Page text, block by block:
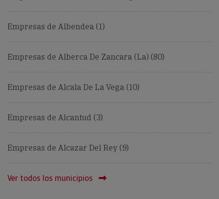
Empresas de Albendea (1)
Empresas de Alberca De Zancara (La) (80)
Empresas de Alcala De La Vega (10)
Empresas de Alcantud (3)
Empresas de Alcazar Del Rey (9)
Ver todos los municipios